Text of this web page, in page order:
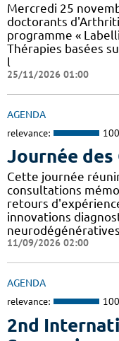
Mercredi 25
doctorants
programme «
Thérapies basées
l
25/11/2026 01:00
AGENDA
relevance:
Journée des
Cette journée
consultations
retours
innovations
11/09/2026 02:00
AGENDA
relevance:
2nd